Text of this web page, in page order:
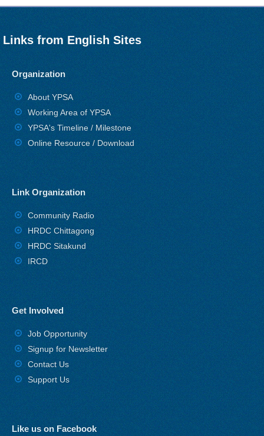
Links from English Sites
Organization
About YPSA
Working Area of YPSA
YPSA's Timeline / Milestone
Online Resource / Download
Link Organization
Community Radio
HRDC Chittagong
HRDC Sitakund
IRCD
Get Involved
Job Opportunity
Signup for Newsletter
Contact Us
Support Us
Like us on Facebook